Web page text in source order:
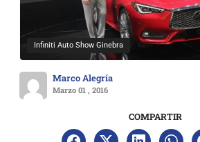
Infiniti Auto Show Ginebra
Marco Alegría
Marzo 01 , 2016
COMPARTIR